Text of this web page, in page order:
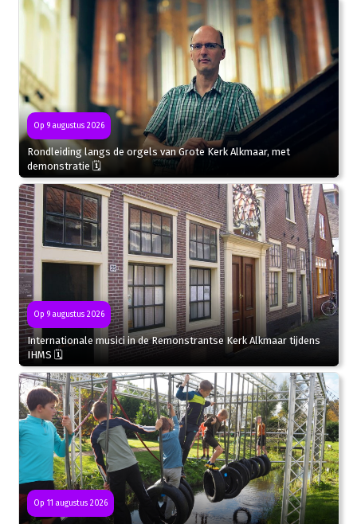
Op 9 augustus 2026
Rondleiding langs de orgels van Grote Kerk Alkmaar, met
demonstratie 🗓
Op 9 augustus 2026
Internationale musici in de Remonstrantse Kerk Alkmaar tijdens
IHMS 🗓
Op 11 augustus 2026